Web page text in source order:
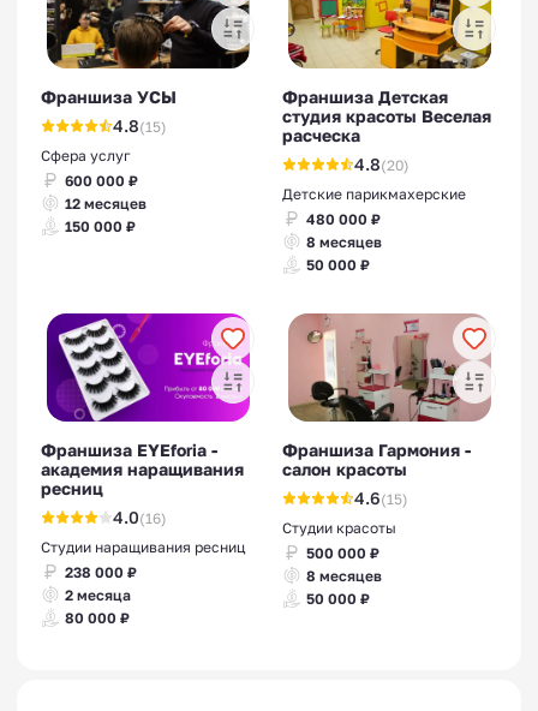
Франшиза УСЫ
4.8(15)
Сфера услуг
600 000 ₽
12 месяцев
150 000 ₽
Франшиза Детская
студия красоты Веселая
расческа
4.8(20)
Детские парикмахерские
480 000 ₽
8 месяцев
50 000 ₽
Франшиза EYEforia -
академия наращивания
ресниц
4.0(16)
Студии наращивания ресниц
238 000 ₽
2 месяца
80 000 ₽
Франшиза Гармония -
салон красоты
4.6(15)
Студии красоты
500 000 ₽
8 месяцев
50 000 ₽